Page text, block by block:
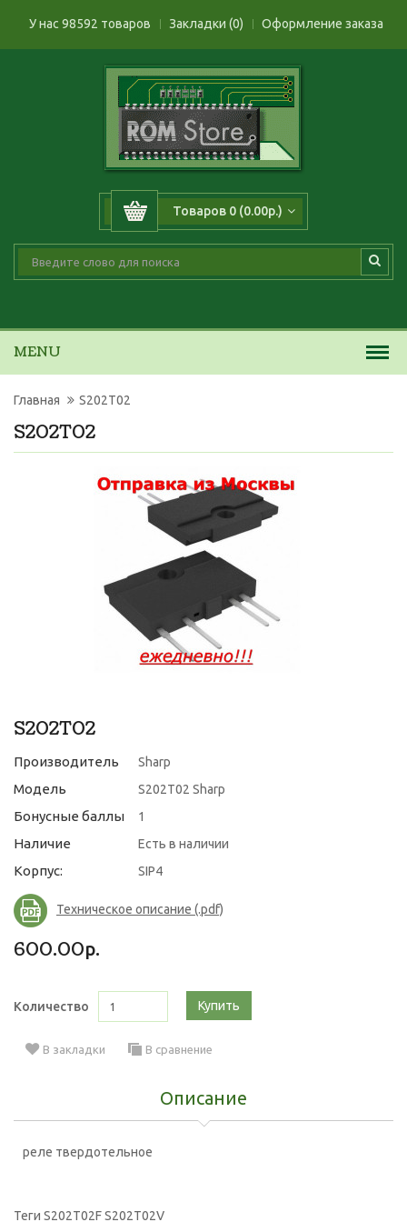
У нас 98592 товаров Закладки (0) Оформление заказа
Товаров 0 (0.00р.)
MENU
S202T02
Главная S202T02
S202T02
Производитель Sharp
Модель S202T02 Sharp
Бонусные баллы 1
Наличие Есть в наличии
Корпус: SIP4
Техническое описание (.pdf)
600.00р.
Количество Купить
В закладки В сравнение
Описание
реле твердотельное
Теги S202T02F S202T02V